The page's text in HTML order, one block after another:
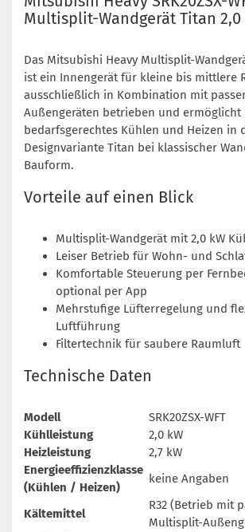
Multisplit-Wandgerät Titan 2,0
Das Mitsubishi Heavy Multisplit-
ist ein Innengerät für kleine bis mittlere
ausschließlich in Kombination mit
Außengeräten betrieben und ermöglicht
bedarfsgerechtes Kühlen und Heizen in
Designvariante Titan bei klassischer
Bauform.
Vorteile auf einen Blick
Multisplit-Wandgerät mit 2,0 kW
Leiser Betrieb für Wohn- und
Komfortable Steuerung per
optional per App
Mehrstufige Lüfterregelung und
Luftführung
Filtertechnik für saubere Raumluft
Technische Daten
Modell
SRK20ZSX-WFT
Kühlleistung
2,0 kW
Heizleistung
2,7 kW
Energieeffizienzklasse
(Kühlen / Heizen)
keine Angaben
Kältemittel
R32 (Betrieb mit
Multisplit-